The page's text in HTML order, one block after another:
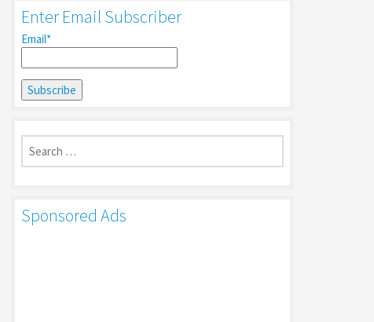
Enter Email Subscriber
Email*
Search
for:
Sponsored Ads